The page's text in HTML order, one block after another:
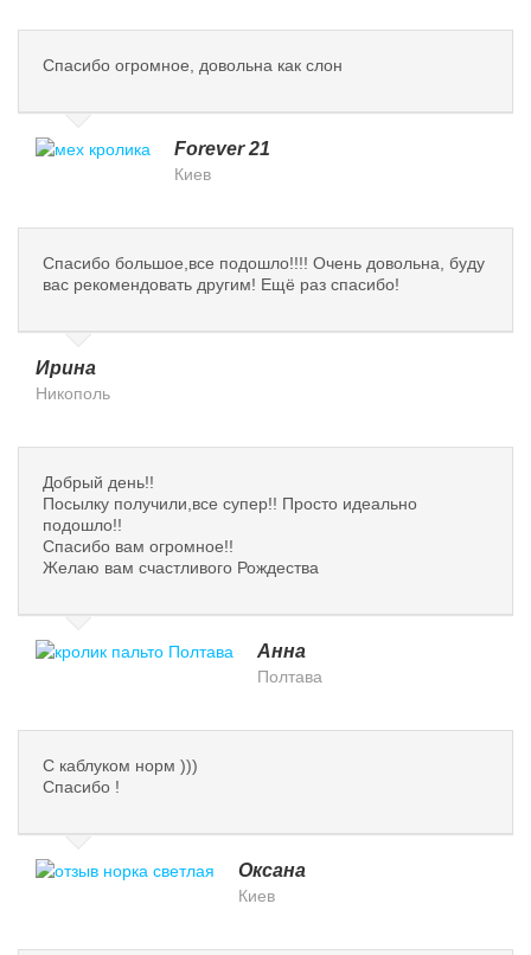
Спасибо огромное, довольна как слон
Forever 21
Киев
Спасибо большое,все подошло!!!! Очень довольна, буду
вас рекомендовать другим! Ещё раз спасибо!
Ирина
Никополь
Добрый день!!
Посылку получили,все супер!! Просто идеально
подошло!!
Спасибо вам огромное!!
Желаю вам счастливого Рождества
Анна
Полтава
С каблуком норм )))
Спасибо !
Оксана
Киев